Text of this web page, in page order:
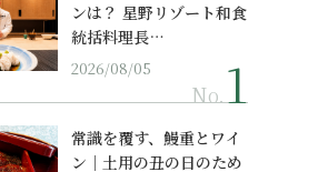
ンは？ 星野リゾート和食
統括料理長…
2026/08/05
No.
常識を覆す、鰻重とワイ
ン｜土用の丑の日のため